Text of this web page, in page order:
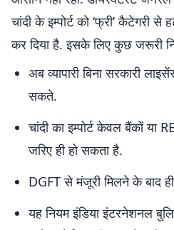
चांदी के इम्पोर्ट को ‘फ्री’ कैटेगरी से
कर दिया है. इसके लिए कुछ जरूरी
अब व्यापारी बिना सरकारी
सकते.
चांदी का इम्पोर्ट केवल बैंकों या
जरिए ही हो सकता है.
DGFT से मंजूरी मिलने के बाद
यह नियम इंडिया इंटरनेशनल